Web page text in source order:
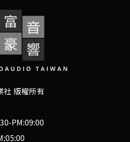
社 版權所有
PM:09:00